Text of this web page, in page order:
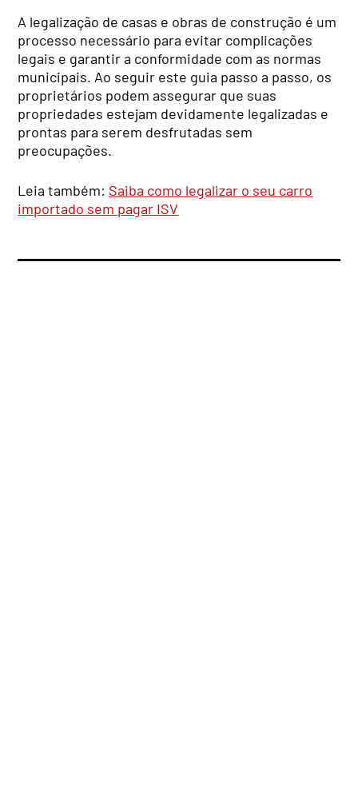
A legalização de casas e obras de construção é um
processo necessário para evitar complicações
legais e garantir a conformidade com as normas
municipais. Ao seguir este guia passo a passo, os
proprietários podem assegurar que suas
propriedades estejam devidamente legalizadas e
prontas para serem desfrutadas sem
preocupações.
Leia também: Saiba como legalizar o seu carro
importado sem pagar ISV